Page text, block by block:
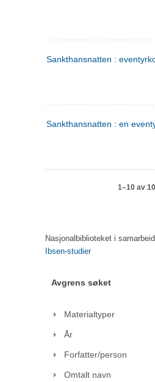
Sankthansnatten :
Sankthansnatten : en
1–10 av 10
Nasjonalbiblioteket i
Ibsen-studier
Avgrens søket
Materialtyper
År
Forfatter/person
Omtalt navn